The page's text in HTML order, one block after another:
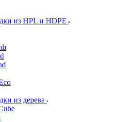
из HPL и HDPE
из дерева